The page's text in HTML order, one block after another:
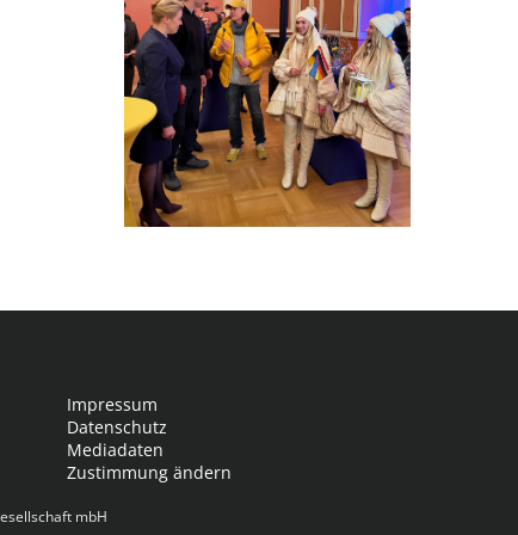
Impressum
Datenschutz
Mediadaten
Zustimmung ändern
mbH